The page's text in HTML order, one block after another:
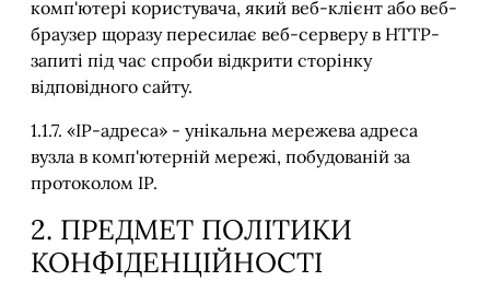
комп'ютері користувача, який веб-клієнт або веб-
браузер щоразу пересилає веб-серверу в HTTP-
запиті під час спроби відкрити сторінку
відповідного сайту.
1.1.7. «IP-адреса» - унікальна мережева адреса
вузла в комп'ютерній мережі, побудованій за
протоколом IP.
2. ПРЕДМЕТ ПОЛІТИКИ
КОНФІДЕНЦІЙНОСТІ